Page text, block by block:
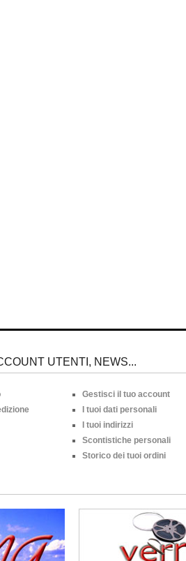
UTENTI, NEWS...
Gestisci il tuo account
I tuoi dati personali
I tuoi indirizzi
Scontistiche personali
Storico dei tuoi ordini